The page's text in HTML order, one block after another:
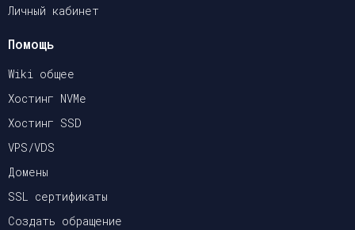
Личный кабинет
Помощь
Wiki общее
Хостинг NVMe
Хостинг SSD
VPS/VDS
Домены
SSL сертификаты
Создать обращение